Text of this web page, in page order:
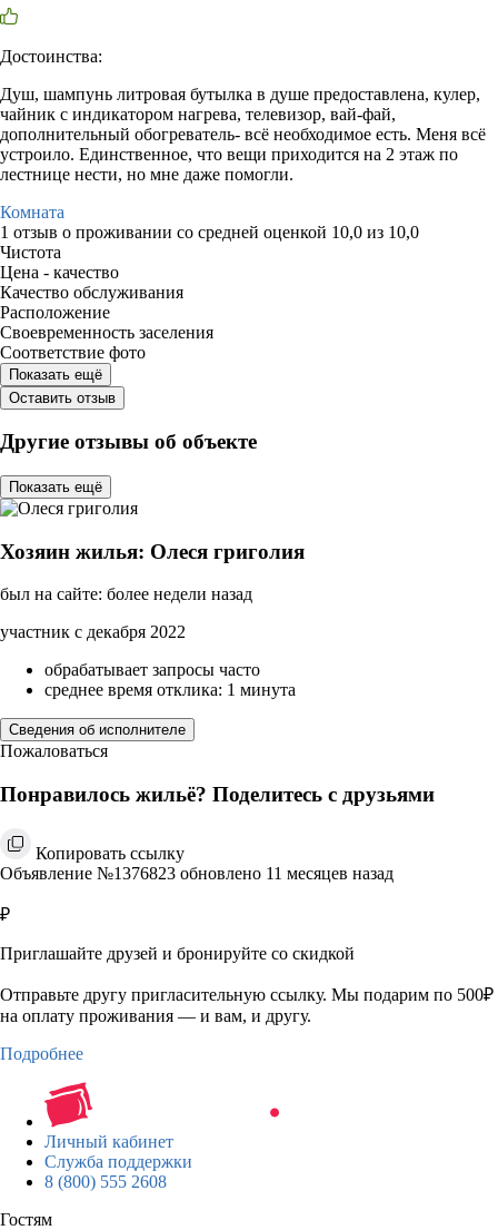
Достоинства:
Душ, шампунь литровая бутылка в душе предоставлена, кулер,
чайник с индикатором нагрева, телевизор, вай-фай,
дополнительный обогреватель- всё необходимое есть. Меня всё
устроило. Единственное, что вещи приходится на 2 этаж по
лестнице нести, но мне даже помогли.
Комната
1 отзыв о проживании со средней оценкой 10,0 из 10,0
Чистота
Цена - качество
Качество обслуживания
Расположение
Своевременность заселения
Соответствие фото
Показать ещё
Оставить отзыв
Другие отзывы об объекте
Показать ещё
Хозяин жилья: Олеся григолия
был на сайте: более недели назад
участник с декабря 2022
обрабатывает запросы часто
среднее время отклика: 1 минута
Сведения об исполнителе
Пожаловаться
Понравилось жильё? Поделитесь с друзьями
Копировать ссылку
Объявление №1376823 обновлено 11 месяцев назад
₽
Приглашайте друзей и бронируйте со скидкой
Отправьте другу пригласительную ссылку. Мы подарим по 500₽
на оплату проживания — и вам, и другу.
Подробнее
Личный кабинет
Служба поддержки
8 (800) 555 2608
Гостям